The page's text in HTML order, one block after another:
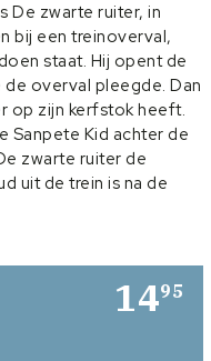
De zwarte ruiter, in
bij een treinoverval,
staat. Hij opent de
overval pleegde. Dan
op zijn kerfstok heeft.
Sanpete Kid achter de
zwarte ruiter de
uit de trein is na de
mensen die
die hem juist
In dit eerste deel van
Mike Lewis. Samen met
in het
de 19e eeuw. En dat
welig tiert.
1495